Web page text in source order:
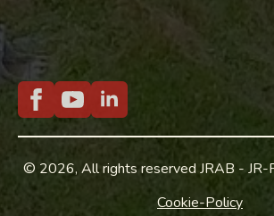
© 2026, All rights reserved JRAB - JR-
Cookie-Policy